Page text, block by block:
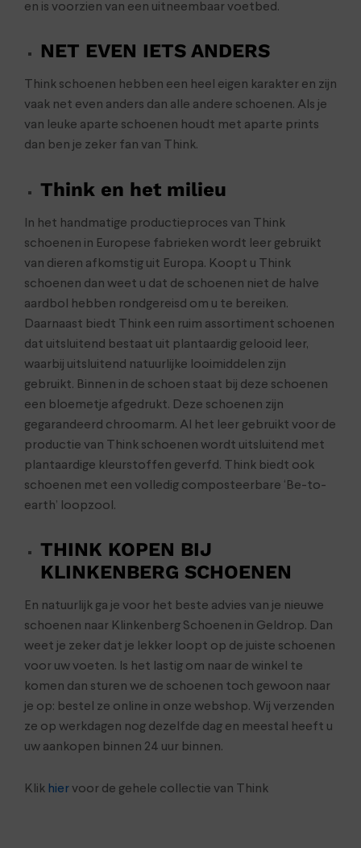
en is voorzien van een uitneembaar voetbed.
NET EVEN IETS ANDERS
Think schoenen hebben een heel eigen karakter en zijn
vaak net even anders dan alle andere schoenen. Als je
van leuke aparte schoenen houdt met aparte prints
dan ben je zeker fan van Think.
Think en het milieu
In het handmatige productieproces van Think
schoenen in Europese fabrieken wordt leer gebruikt
van dieren afkomstig uit Europa. Koopt u Think
schoenen dan weet u dat de schoenen niet de halve
aardbol hebben rondgereisd om u te bereiken.
Daarnaast biedt Think een ruim assortiment schoenen
dat uitsluitend bestaat uit plantaardig gelooid leer,
waarbij uitsluitend natuurlijke looimiddelen zijn
gebruikt. Binnen in de schoen staat bij deze schoenen
een bloemetje afgedrukt. Deze schoenen zijn
gegarandeerd chroomarm. Al het leer gebruikt voor de
productie van Think schoenen wordt uitsluitend met
plantaardige kleurstoffen geverfd. Think biedt ook
schoenen met een volledig composteerbare ‘Be-to-
earth’ loopzool.
THINK KOPEN BIJ
KLINKENBERG SCHOENEN
En natuurlijk ga je voor het beste advies van je nieuwe
schoenen naar Klinkenberg Schoenen in Geldrop. Dan
weet je zeker dat je lekker loopt op de juiste schoenen
voor uw voeten. Is het lastig om naar de winkel te
komen dan sturen we de schoenen toch gewoon naar
je op: bestel ze online in onze webshop. Wij verzenden
ze op werkdagen nog dezelfde dag en meestal heeft u
uw aankopen binnen 24 uur binnen.
Klik hiervoor de gehele collectie van Think